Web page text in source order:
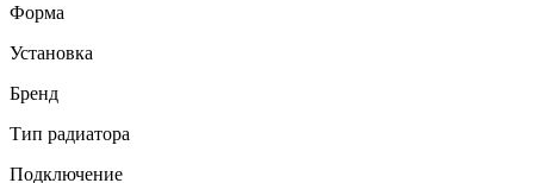
Форма
Установка
Бренд
Тип радиатора
Подключение